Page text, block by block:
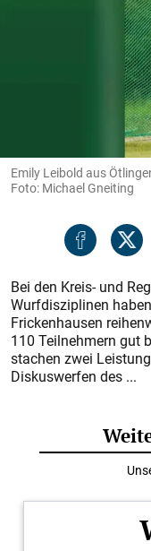
Emily Leibold aus
Foto: Michael Gneiting
Bei den Kreis- und
Wurfdisziplinen
Frickenhausen
110 Teilnehmern gut
stachen zwei
Diskuswerfen des ...